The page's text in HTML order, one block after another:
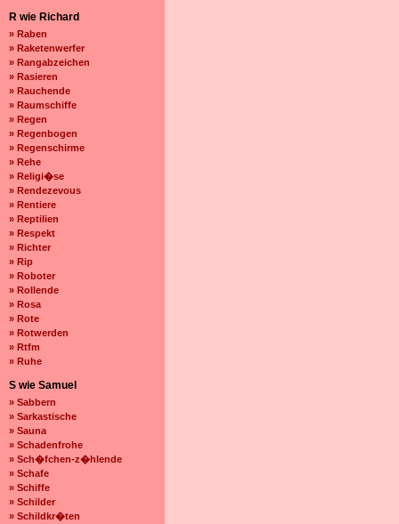
R wie Richard
» Raben
» Raketenwerfer
» Rangabzeichen
» Rasieren
» Rauchende
» Raumschiffe
» Regen
» Regenbogen
» Regenschirme
» Rehe
» Religi�se
» Rendezevous
» Rentiere
» Reptilien
» Respekt
» Richter
» Rip
» Roboter
» Rollende
» Rosa
» Rote
» Rotwerden
» Rtfm
» Ruhe
S wie Samuel
» Sabbern
» Sarkastische
» Sauna
» Schadenfrohe
» Sch�fchen-z�hlende
» Schafe
» Schiffe
» Schilder
» Schildkr�ten